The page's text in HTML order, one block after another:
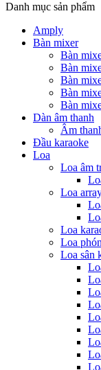
Danh mục sản phẩm
Amply
Bàn mixer
Bàn
Bàn
Bàn
Bàn
Bàn
Dàn âm thanh
Âm
Đầu karaoke
Loa
Loa âm
Loa
Loa
Loa
Loa sân